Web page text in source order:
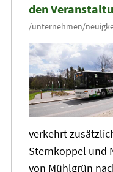
den
verkehrt
Sternkoppel und
von Mühlgrün